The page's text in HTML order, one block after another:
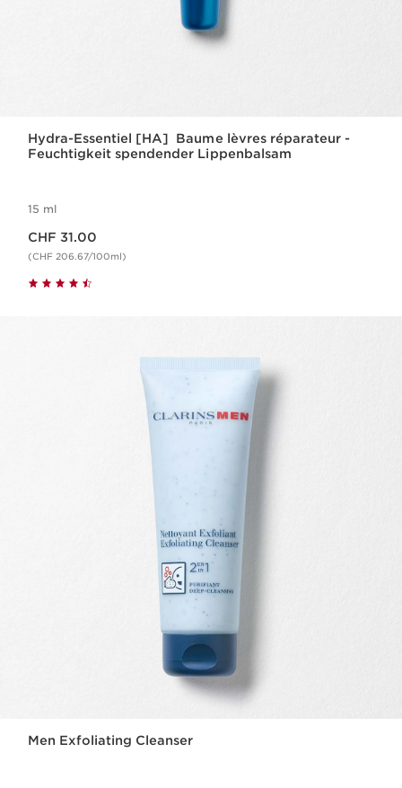
Hydra-Essentiel [HA] Baume lèvres réparateur -
Feuchtigkeit spendender Lippenbalsam
15 ml
CHF 31.00
(CHF 206.67/100ml)
Men Exfoliating Cleanser